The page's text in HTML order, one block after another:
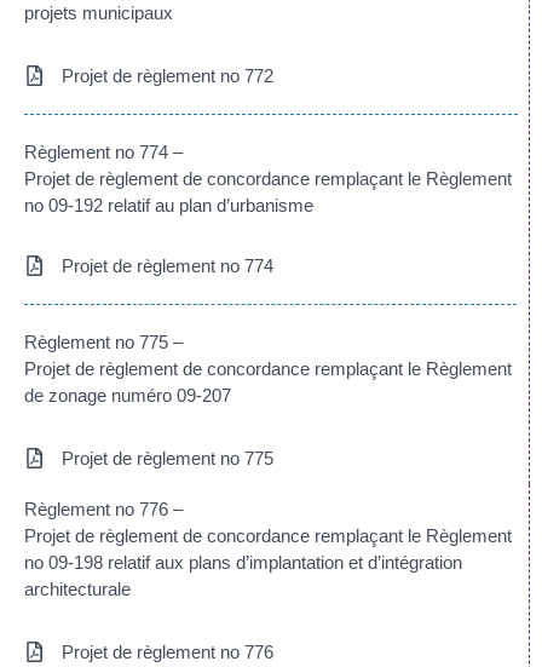
projets municipaux
Projet de règlement no 772
Règlement no 774 –
Projet de règlement de concordance remplaçant le Règlement
no 09-192 relatif au plan d’urbanisme
Projet de règlement no 774
Règlement no 775 –
Projet de règlement de concordance remplaçant le Règlement
de zonage numéro 09-207
Projet de règlement no 775
Règlement no 776 –
Projet de règlement de concordance remplaçant le Règlement
no 09-198 relatif aux plans d’implantation et d’intégration
architecturale
Projet de règlement no 776